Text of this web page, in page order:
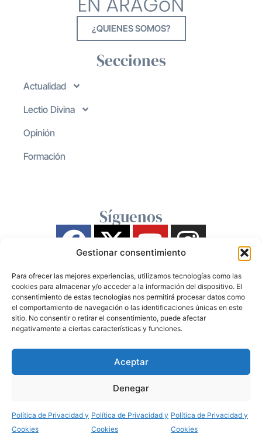
Gestionar consentimiento
Para ofrecer las mejores experiencias, utilizamos tecnologías como las
cookies para almacenar y/o acceder a la información del dispositivo. El
consentimiento de estas tecnologías nos permitirá procesar datos como
el comportamiento de navegación o las identificaciones únicas en este
sitio. No consentir o retirar el consentimiento, puede afectar
negativamente a ciertas características y funciones.
Aceptar
Denegar
Política de Privacidad y
Cookies
Política de Privacidad y
Cookies
Política de Privacidad y
Cookies
¿QUIENES SOMOS?
Secciones
Actualidad
Lectio Divina
Opinión
Formación
Síguenos